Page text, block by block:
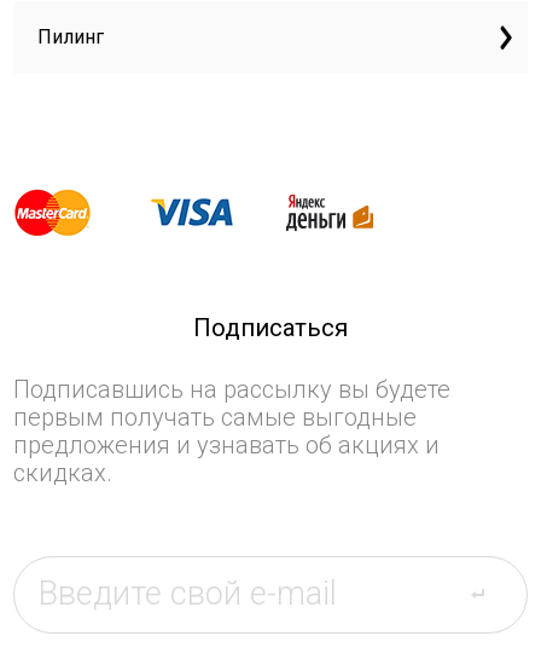
Пилинг
Подписаться
Подписавшись на рассылку вы будете
первым получать самые выгодные
предложения и узнавать об акциях и
скидках.